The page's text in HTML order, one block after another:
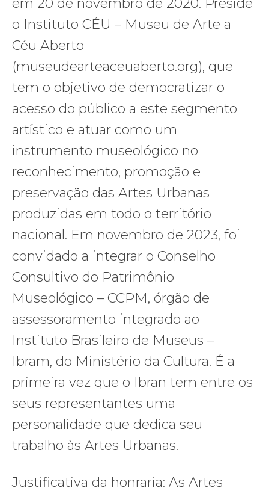
o Instituto CÉU – Museu de Arte a
Céu Aberto
(museudearteaceuaberto.org), que
tem o objetivo de democratizar o
acesso do público a este segmento
artístico e atuar como um
instrumento museológico no
reconhecimento, promoção e
preservação das Artes Urbanas
produzidas em todo o território
nacional. Em novembro de 2023, foi
convidado a integrar o Conselho
Consultivo do Patrimônio
Museológico – CCPM, órgão de
assessoramento integrado ao
Instituto Brasileiro de Museus –
Ibram, do Ministério da Cultura. É a
primeira vez que o Ibran tem entre os
seus representantes uma
personalidade que dedica seu
trabalho às Artes Urbanas.
Justificativa da honraria: As Artes